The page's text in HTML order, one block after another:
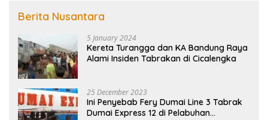
Berita Nusantara
5 January 2024
Kereta Turangga dan KA Bandung Raya
Alami Insiden Tabrakan di Cicalengka
25 December 2023
Ini Penyebab Fery Dumai Line 3 Tabrak
Dumai Express 12 di Pelabuhan